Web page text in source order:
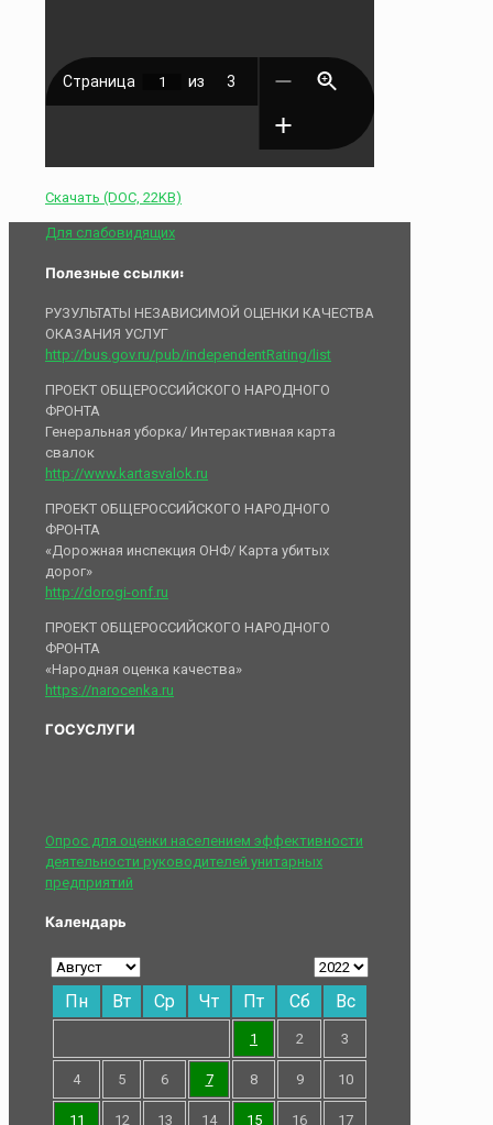
Скачать (DOC, 22KB)
Для слабовидящих
Полезные ссылки:
РУЗУЛЬТАТЫ НЕЗАВИСИМОЙ ОЦЕНКИ КАЧЕСТВА
ОКАЗАНИЯ УСЛУГ
http://bus.gov.ru/pub/independentRating/list
ПРОЕКТ ОБЩЕРОССИЙСКОГО НАРОДНОГО
ФРОНТА
Генеральная уборка/ Интерактивная карта
свалок
http://www.kartasvalok.ru
ПРОЕКТ ОБЩЕРОССИЙСКОГО НАРОДНОГО
ФРОНТА
«Дорожная инспекция ОНФ/ Карта убитых
дорог»
http://dorogi-onf.ru
ПРОЕКТ ОБЩЕРОССИЙСКОГО НАРОДНОГО
ФРОНТА
«Народная оценка качества»
https://narocenka.ru
ГОСУСЛУГИ
Опрос для оценки населением эффективности
деятельности руководителей унитарных
предприятий
Календарь
Пн Вт Ср Чт Пт Сб Вс
1 2 3
4 5 6 7 8 9 10
11 12 13 14 15 16 17